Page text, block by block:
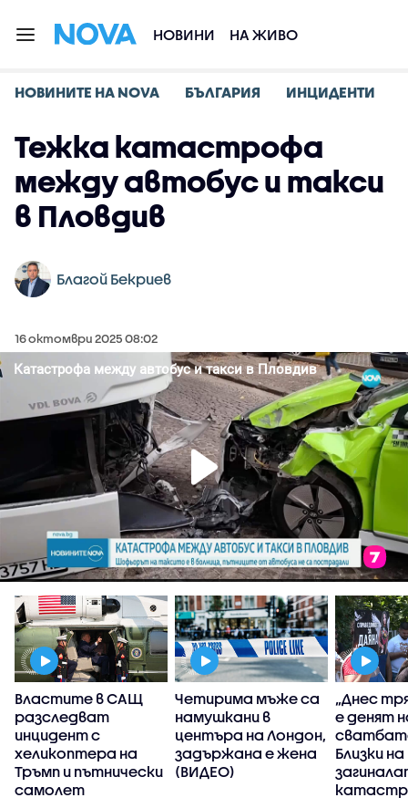
НОВИНИ НА ЖИВО
НОВИНИТЕ НА NOVA БЪЛГАРИЯ ИНЦИДЕНТИ
Тежка катастрофа
между автобус и такси
в Пловдив
Благой Бекриев
16 октомври 2025 08:02
Властите в САЩ
разследват
инцидент с
хеликоптера на
Тръмп и пътнически
самолет
Четирима мъже са
намушкани в
центъра на Лондон,
задържана е жена
(ВИДЕО)
„Днес
е денят
Близки на